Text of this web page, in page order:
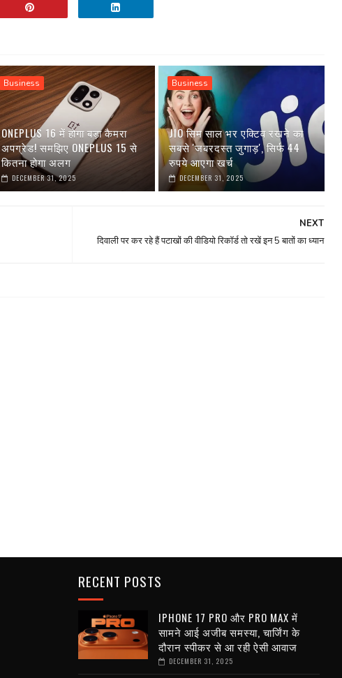
Business
ONEPLUS 16 में होगा बड़ा कैमरा
अपग्रेड! समझिए ONEPLUS 15 से
कितना होगा अलग
DECEMBER 31, 2025
Business
JIO सिम साल भर एक्टिव रखने का
सबसे 'जबरदस्त जुगाड़', सिर्फ 44
रुपये आएगा खर्च
DECEMBER 31, 2025
NEXT
दिवाली पर कर रहे हैं पटाखों की वीडियो रिकॉर्ड तो रखें इन 5 बातों का ध्यान
RECENT POSTS
IPHONE 17 PRO और PRO MAX में
सामने आई अजीब समस्या, चार्जिंग के
दौरान स्पीकर से आ रही ऐसी आवाज
DECEMBER 31, 2025